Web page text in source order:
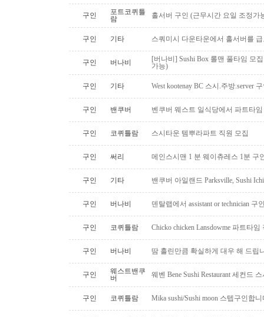
구인
포트코퀴틀
람
홀서버 구인 (근무시간 요일 조정가
구인 기타 스쿼미시 다운타운에서 홀서버를
구인 버나비
[버나비] Sushi Box 롤맨 풀타임 모
가능)
구인 기타 West kootenay BC 스시.주방.server
구인 밴쿠버 벤쿠버 웨스트 일식당에서 파트타
구인 코퀴틀람 스시타운 템뿌라파트 직원 모집
구인 써리 메인스시맨 1 분 웨이츄레스 1분 구
구인 기타 밴쿠버 아일랜드 Parksville, Sushi
구인 버나비 덴탈랩에서 assistant or technician 구
구인 코퀴틀람 Chicko chicken Lansdowme 파트타
구인 버나비 땀 흘린만큼 확실하게 대우 해 드립
구인
웨스트밴쿠
버
웨벤 Bene Sushi Restaurant 세컨드
구인 코퀴틀람 Mika sushi/Sushi moon 스텝구인합